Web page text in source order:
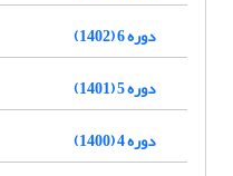
دوره 6 (1402)
دوره 5 (1401)
دوره 4 (1400)